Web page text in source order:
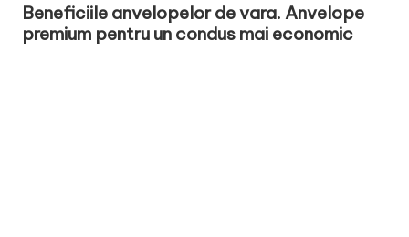
Beneficiile anvelopelor de vara. Anvelope
premium pentru un condus mai economic